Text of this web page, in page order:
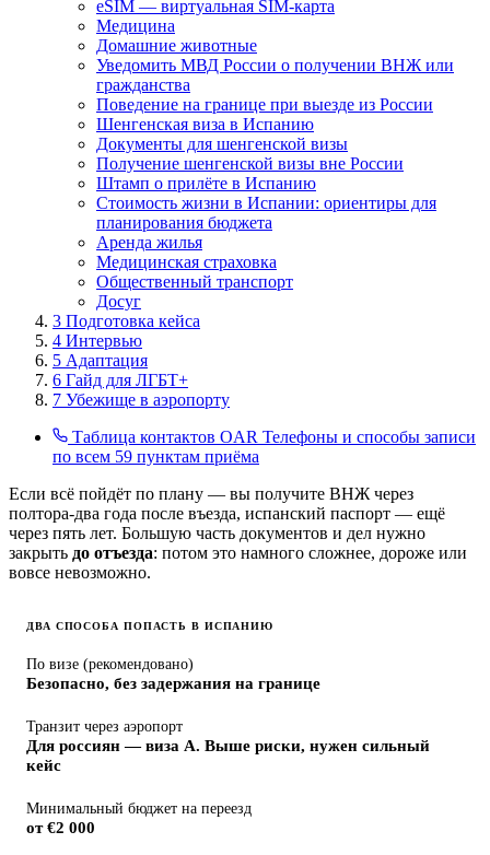
eSIM — виртуальная SIM-карта
Медицина
Домашние животные
Уведомить МВД России о получении ВНЖ или
гражданства
Поведение на границе при выезде из России
Шенгенская виза в Испанию
Документы для шенгенской визы
Получение шенгенской визы вне России
Штамп о прилёте в Испанию
Стоимость жизни в Испании: ориентиры для
планирования бюджета
Аренда жилья
Медицинская страховка
Общественный транспорт
Досуг
3 Подготовка кейса
4 Интервью
5 Адаптация
6 Гайд для ЛГБТ+
7 Убежище в аэропорту
Таблица контактов OAR Телефоны и способы записи
по всем 59 пунктам приёма
Если всё пойдёт по плану — вы получите ВНЖ через
полтора-два года после въезда, испанский паспорт — ещё
через пять лет. Большую часть документов и дел нужно
закрыть до отъезда: потом это намного сложнее, дороже или
вовсе невозможно.
ДВА СПОСОБА ПОПАСТЬ В ИСПАНИЮ
По визе (рекомендовано)
Безопасно, без задержания на границе
Транзит через аэропорт
Для россиян — виза A. Выше риски, нужен сильный
кейс
Минимальный бюджет на переезд
от €2 000